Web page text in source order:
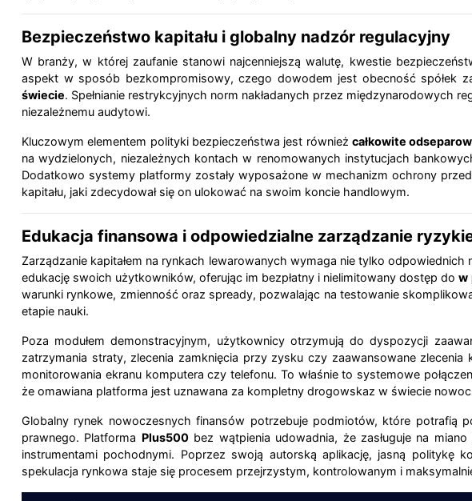
Bezpieczeństwo kapitału i globalny nadzór regulacyjny
W branży, w której zaufanie stanowi najcenniejszą walutę, kwestie
aspekt w sposób bezkompromisowy, czego dowodem jest obecność spółek
świecie. Spełnianie restrykcyjnych norm nakładanych przez międzynarodowych
niezależnemu audytowi.
Kluczowym elementem polityki bezpieczeństwa jest równieżcałkowite
na wydzielonych, niezależnych kontach w renomowanych instytucjach
Dodatkowo systemy platformy zostały wyposażone w mechanizm ochrony
kapitału, jaki zdecydował się on ulokować na swoim koncie handlowym.
Edukacja finansowa i odpowiedzialne zarządzanie
Zarządzanie kapitałem na rynkach lewarowanych wymaga nie tylko
edukację swoich użytkowników, oferując im bezpłatny i nielimitowany dostęp dow
warunki rynkowe, zmienność oraz spready, pozwalając na testowanie
etapie nauki.
Poza modułem demonstracyjnym, użytkownicy otrzymują do dyspozycji
zatrzymania straty, zlecenia zamknięcia przy zysku czy zaawansowane
monitorowania ekranu komputera czy telefonu. To właśnie to systemowe
że omawiana platforma jest uznawana za kompletny drogowskaz w świecie
Globalny rynek nowoczesnych finansów potrzebuje podmiotów, które potrafią
prawnego. Platforma Plus500bez wątpienia udowadnia, że zasługuje na
instrumentami pochodnymi. Poprzez swoją autorską aplikację, jasną
spekulacja rynkowa staje się procesem przejrzystym, kontrolowanym i